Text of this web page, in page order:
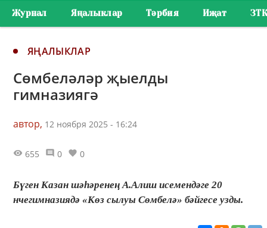
Журнал Яңалыклар Тәрбия Иҗат ЗТК
ЯҢАЛЫКЛАР
Сөмбеләләр җыелды
гимназиягә
автор, 12 ноября 2025 - 16:24
655 0 0
Бүген Казан шәһәренең А.Алиш исемендәге 20
нчегимназиядә «Көз сылуы Сөмбелә» бәйгесе узды.